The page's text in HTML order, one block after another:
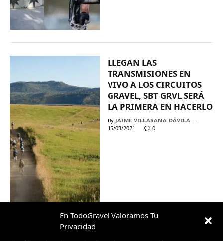
En TodoGravel Valoramos Tu
Privacidad
LLEGAN LAS
TRANSMISIONES EN
VIVO A LOS CIRCUITOS
GRAVEL, SBT GRVL SERÁ
LA PRIMERA EN HACERLO
By JAIME VILLASANA DÁVILA
15/03/2021
0